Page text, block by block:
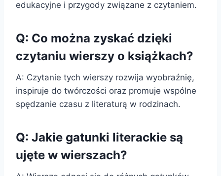
edukacyjne i przygody związane z czytaniem.
Q: Co można zyskać dzięki
czytaniu wierszy o książkach?
A: Czytanie tych wierszy rozwija wyobraźnię,
inspiruje do twórczości oraz promuje wspólne
spędzanie czasu z literaturą w rodzinach.
Q: Jakie gatunki literackie są
ujęte w wierszach?